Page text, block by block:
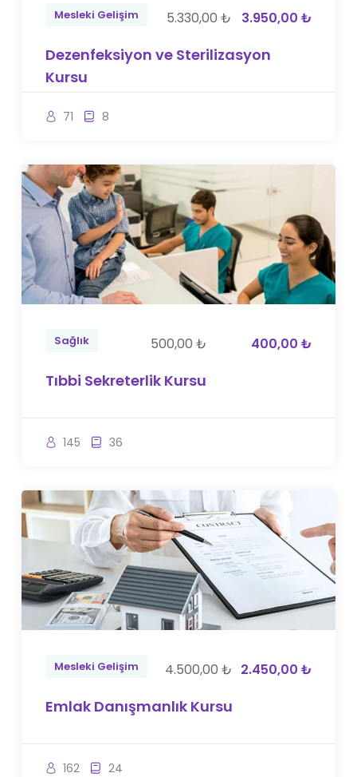
Mesleki Gelişim 5.330,00 ₺ 3.950,00 ₺
Dezenfeksiyon ve Sterilizasyon
Kursu
71 8
Sağlık 500,00 ₺ 400,00 ₺
Tıbbi Sekreterlik Kursu
145 36
Mesleki Gelişim 4.500,00 ₺ 2.450,00 ₺
Emlak Danışmanlık Kursu
162 24